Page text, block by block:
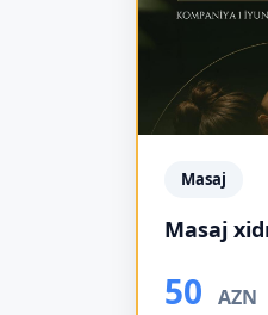
Masaj
Masaj
50 AZN